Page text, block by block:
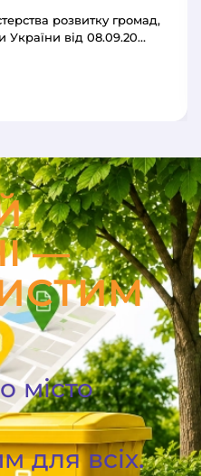
розвитку громад,
України від 08.09.20…
—
місто
для всіх.